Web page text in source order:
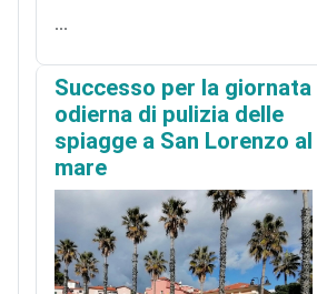
...
Successo per la giornata
odierna di pulizia delle
spiagge a San Lorenzo al
mare